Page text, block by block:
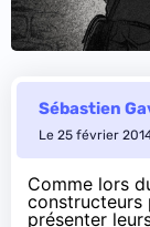
Sébastien
Le 25 février
Comme lors
constructeurs
présenter